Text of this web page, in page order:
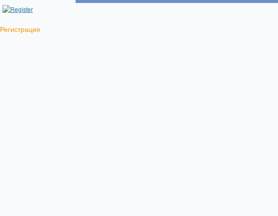
Регистрация